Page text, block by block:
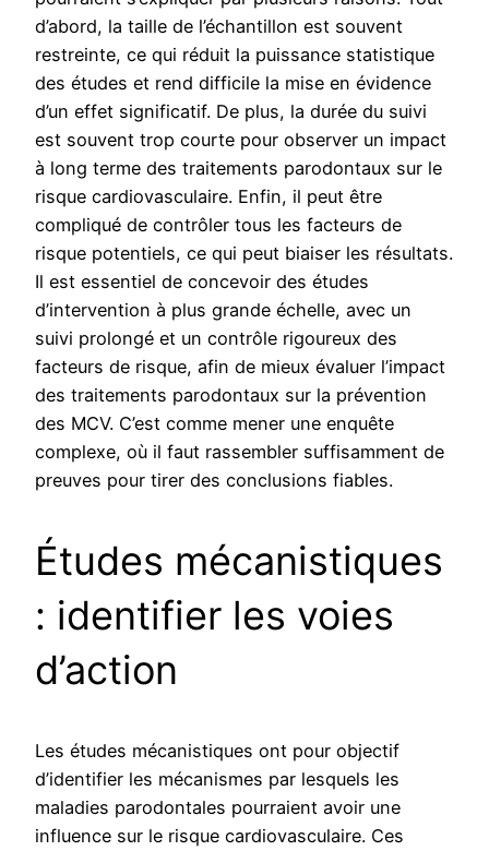
d’abord, la taille de l’échantillon est souvent
restreinte, ce qui réduit la puissance statistique
des études et rend difficile la mise en évidence
d’un effet significatif. De plus, la durée du suivi
est souvent trop courte pour observer un impact
à long terme des traitements parodontaux sur le
risque cardiovasculaire. Enfin, il peut être
compliqué de contrôler tous les facteurs de
risque potentiels, ce qui peut biaiser les résultats.
Il est essentiel de concevoir des études
d’intervention à plus grande échelle, avec un
suivi prolongé et un contrôle rigoureux des
facteurs de risque, afin de mieux évaluer l’impact
des traitements parodontaux sur la prévention
des MCV. C’est comme mener une enquête
complexe, où il faut rassembler suffisamment de
preuves pour tirer des conclusions fiables.
Études mécanistiques
: identifier les voies
d’action
Les études mécanistiques ont pour objectif
d’identifier les mécanismes par lesquels les
maladies parodontales pourraient avoir une
influence sur le risque cardiovasculaire. Ces